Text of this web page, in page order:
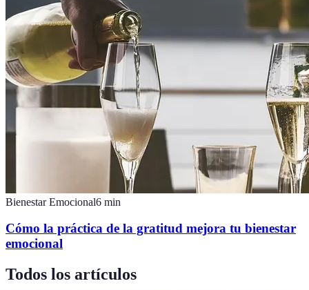
Bienestar Emocional6 min
Cómo la práctica de la gratitud mejora tu bienestar
emocional
Todos los artículos